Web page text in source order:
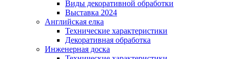
Виды декоративной обработки
Выставка 2024
Английская елка
Технические характеристики
Декоративная обработка
Инженерная доска